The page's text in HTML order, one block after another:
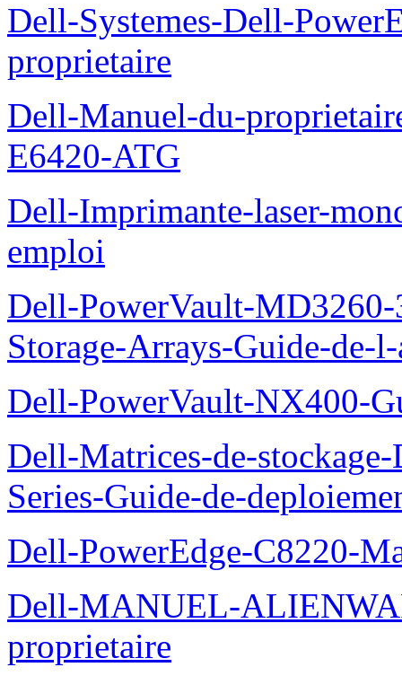
Dell-Systemes-Dell-
proprietaire
Dell-Manuel-du-
E6420-ATG
Dell-Imprimante-laser-
emploi
Dell-PowerVault-
Storage-Arrays-Guide-de-
Dell-PowerVault-NX400-
Dell-Matrices-de-
Series-Guide-de-
Dell-PowerEdge-C8220-
Dell-MANUEL-
proprietaire